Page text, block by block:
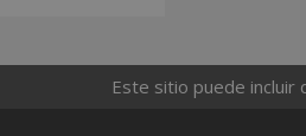
Este sitio puede incluir